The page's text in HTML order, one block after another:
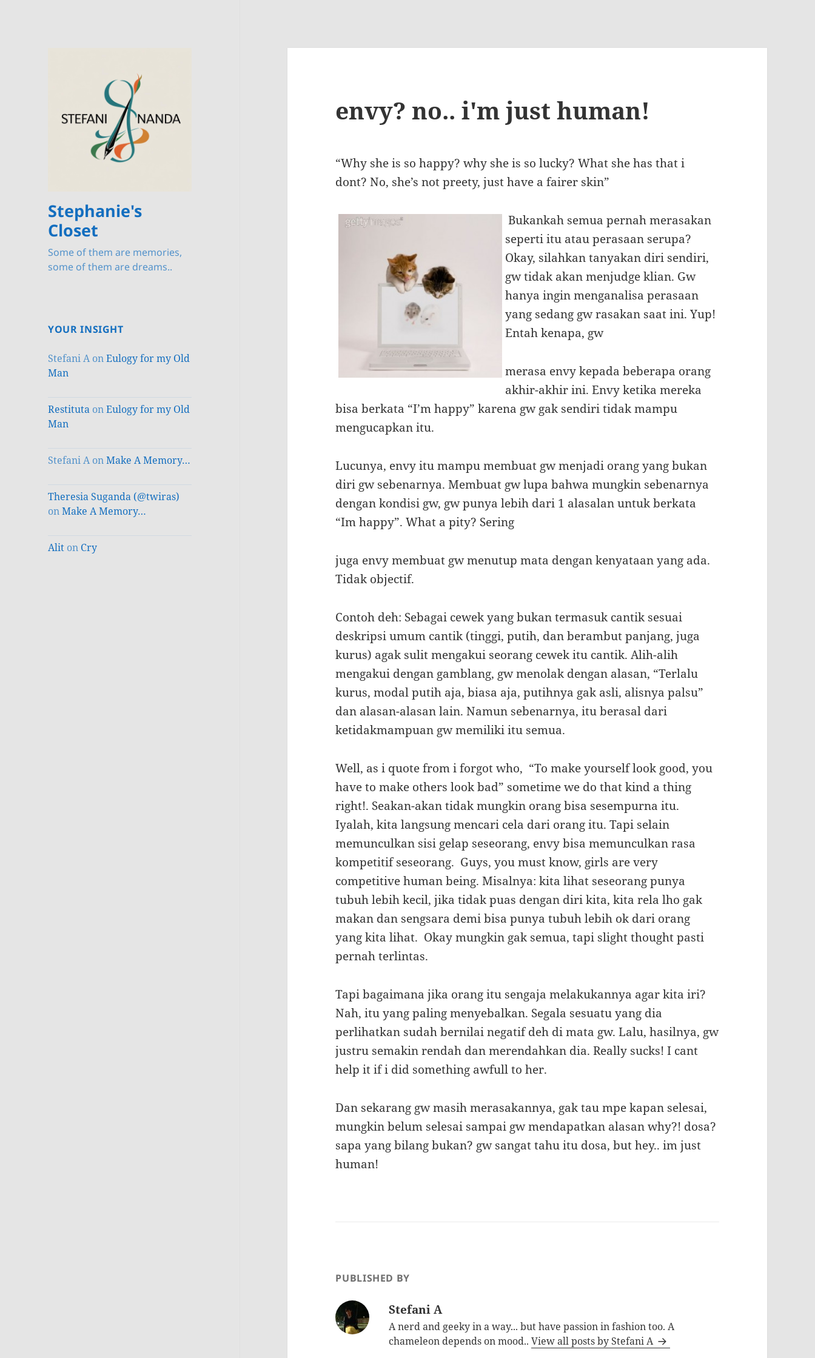
Stephanie's
Closet
Some of them are memories,
some of them are dreams..
YOUR INSIGHT
Stefani AonEulogy for my Old
Man
Restituta onEulogy for my Old
Man
Stefani AonMake A Memory…
Theresia Suganda (@twiras)
onMake A Memory…
Alit on Cry
envy? no.. i'm just human!
“Why she is so happy? why she is so lucky? What she has that i
dont? No, she’s not preety, just have a fairer skin”
Bukankah semua pernah merasakan
seperti itu atau perasaan serupa?
Okay, silahkan tanyakan diri sendiri,
gw tidak akan menjudge klian. Gw
hanya ingin menganalisa perasaan
yang sedang gw rasakan saat ini. Yup!
Entah kenapa, gw
merasa envy kepada beberapa orang
akhir-akhir ini. Envy ketika mereka
bisa berkata “I’m happy” karena gw gak sendiri tidak mampu
mengucapkan itu.
Lucunya, envy itu mampu membuat gw menjadi orang yang bukan
diri gw sebenarnya. Membuat gw lupa bahwa mungkin sebenarnya
dengan kondisi gw, gw punya lebih dari 1 alasalan untuk berkata
“Im happy”. What a pity? Sering
juga envy membuat gw menutup mata dengan kenyataan yang ada.
Tidak objectif.
Contoh deh: Sebagai cewek yang bukan termasuk cantik sesuai
deskripsi umum cantik (tinggi, putih, dan berambut panjang, juga
kurus) agak sulit mengakui seorang cewek itu cantik. Alih-alih
mengakui dengan gamblang, gw menolak dengan alasan, “Terlalu
kurus, modal putih aja, biasa aja, putihnya gak asli, alisnya palsu”
dan alasan-alasan lain. Namun sebenarnya, itu berasal dari
ketidakmampuan gw memiliki itu semua.
Well, as i quote from i forgot who, “To make yourself look good, you
have to make others look bad” sometime we do that kind a thing
right!. Seakan-akan tidak mungkin orang bisa sesempurna itu.
Iyalah, kita langsung mencari cela dari orang itu. Tapi selain
memunculkan sisi gelap seseorang, envy bisa memunculkan rasa
kompetitif seseorang. Guys, you must know, girls are very
competitive human being. Misalnya: kita lihat seseorang punya
tubuh lebih kecil, jika tidak puas dengan diri kita, kita rela lho gak
makan dan sengsara demi bisa punya tubuh lebih ok dari orang
yang kita lihat. Okay mungkin gak semua, tapi slight thought pasti
pernah terlintas.
Tapi bagaimana jika orang itu sengaja melakukannya agar kita iri?
Nah, itu yang paling menyebalkan. Segala sesuatu yang dia
perlihatkan sudah bernilai negatif deh di mata gw. Lalu, hasilnya, gw
justru semakin rendah dan merendahkan dia. Really sucks! I cant
help it if i did something awfull to her.
Dan sekarang gw masih merasakannya, gak tau mpe kapan selesai,
mungkin belum selesai sampai gw mendapatkan alasan why?! dosa?
sapa yang bilang bukan? gw sangat tahu itu dosa, but hey.. im just
human!
PUBLISHED BY
Stefani A
A nerd and geeky in a way... but have passion in fashion too. A
chameleon depends on mood..View all posts by Stefani A